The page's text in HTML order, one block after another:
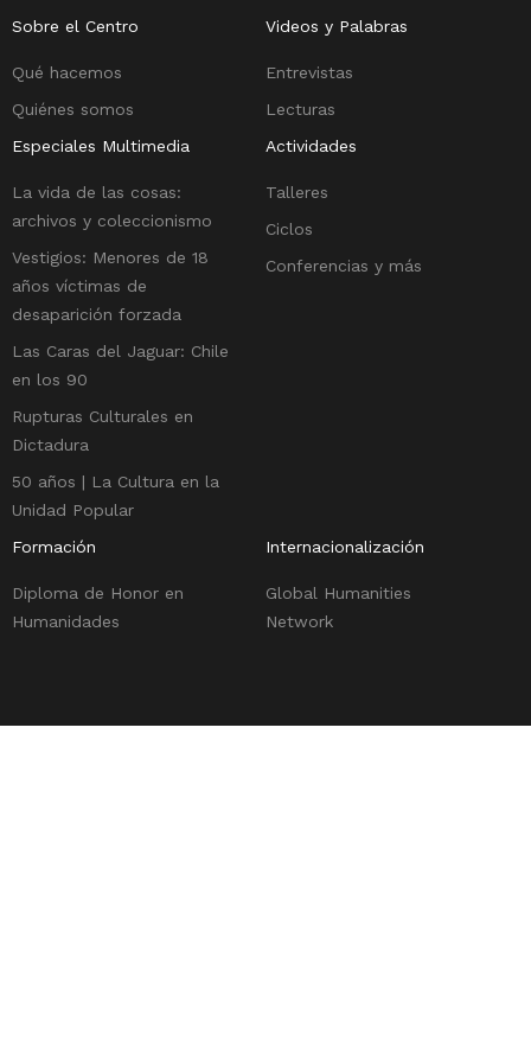
Sobre el Centro
Qué hacemos
Quiénes somos
Videos y Palabras
Entrevistas
Lecturas
Especiales Multimedia
La vida de las cosas:
archivos y coleccionismo
Vestigios: Menores de 18
años víctimas de
desaparición forzada
Las Caras del Jaguar: Chile
en los 90
Rupturas Culturales en
Dictadura
50 años | La Cultura en la
Unidad Popular
Actividades
Talleres
Ciclos
Conferencias y más
Formación
Diploma de Honor en
Humanidades
Internacionalización
Global Humanities
Network